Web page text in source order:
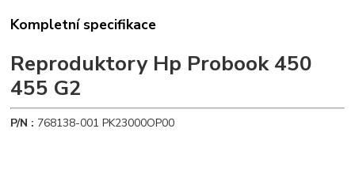
Kompletní specifikace
Reproduktory Hp Probook 450
455 G2
P/N : 768138-001 PK23000OP00